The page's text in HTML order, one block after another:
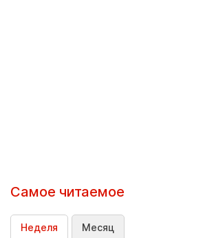
Самое читаемое
Неделя Месяц